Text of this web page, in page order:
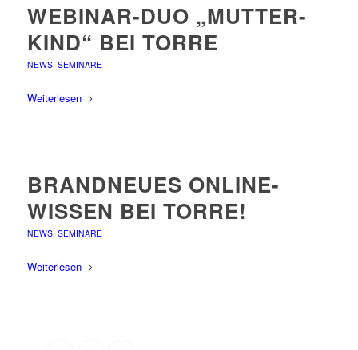
WEBINAR-DUO „MUTTER-
KIND“ BEI TORRE
NEWS, SEMINARE
Weiterlesen
BRANDNEUES ONLINE-
WISSEN BEI TORRE!
NEWS, SEMINARE
Weiterlesen